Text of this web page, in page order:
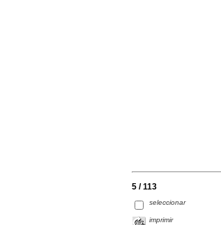
5 / 113
seleccionar
imprimir